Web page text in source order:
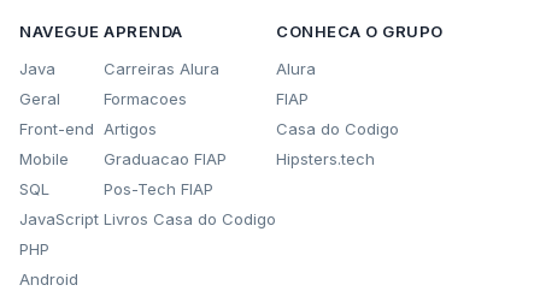
NAVEGUE
Java
Geral
Front-end
Mobile
SQL
JavaScript
PHP
Android
APRENDA
Carreiras Alura
Formacoes
Artigos
Graduacao FIAP
Pos-Tech FIAP
Livros Casa do Codigo
CONHECA O GRUPO
Alura
FIAP
Casa do Codigo
Hipsters.tech